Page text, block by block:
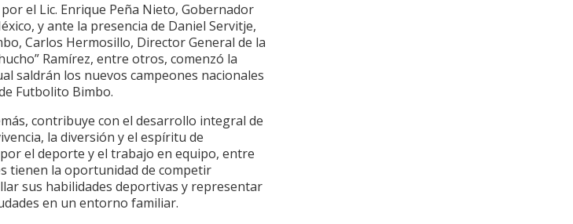
el Lic. Enrique Peña Nieto, Gobernador
y ante la presencia de Daniel Servitje,
Carlos Hermosillo, Director General de la
Ramírez, entre otros, comenzó la
saldrán los nuevos campeones nacionales
Futbolito Bimbo.
contribuye con el desarrollo integral de
la diversión y el espíritu de
el deporte y el trabajo en equipo, entre
tienen la oportunidad de competir
sus habilidades deportivas y representar
en un entorno familiar.